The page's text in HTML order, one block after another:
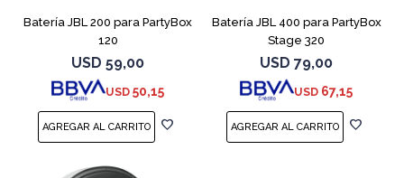
Batería JBL 200 para PartyBox
120
USD 59,00
USD 50,15
Batería JBL 400 para PartyBox
Stage 320
USD 79,00
USD 67,15